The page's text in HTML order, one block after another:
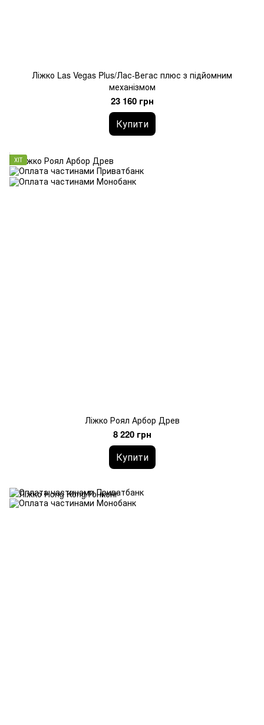
Ліжко Las Vegas Plus/Лас-Вегас плюс з підйомним
механізмом
23 160 грн
Купити
ХІТ
Ліжко Роял Арбор Древ
8 220 грн
Купити